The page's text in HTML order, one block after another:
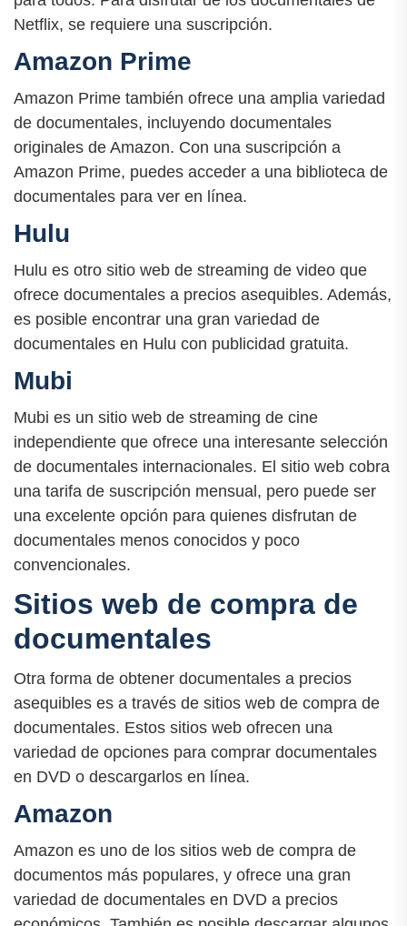
Netflix, se requiere una suscripción.
Amazon Prime
Amazon Prime también ofrece una amplia variedad
de documentales, incluyendo documentales
originales de Amazon. Con una suscripción a
Amazon Prime, puedes acceder a una biblioteca de
documentales para ver en línea.
Hulu
Hulu es otro sitio web de streaming de video que
ofrece documentales a precios asequibles. Además,
es posible encontrar una gran variedad de
documentales en Hulu con publicidad gratuita.
Mubi
Mubi es un sitio web de streaming de cine
independiente que ofrece una interesante selección
de documentales internacionales. El sitio web cobra
una tarifa de suscripción mensual, pero puede ser
una excelente opción para quienes disfrutan de
documentales menos conocidos y poco
convencionales.
Sitios web de compra de
documentales
Otra forma de obtener documentales a precios
asequibles es a través de sitios web de compra de
documentales. Estos sitios web ofrecen una
variedad de opciones para comprar documentales
en DVD o descargarlos en línea.
Amazon
Amazon es uno de los sitios web de compra de
documentos más populares, y ofrece una gran
variedad de documentales en DVD a precios